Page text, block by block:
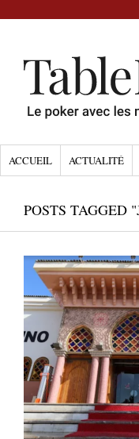
ACCUEIL ACTUALITÉ
POSTS TAGGED